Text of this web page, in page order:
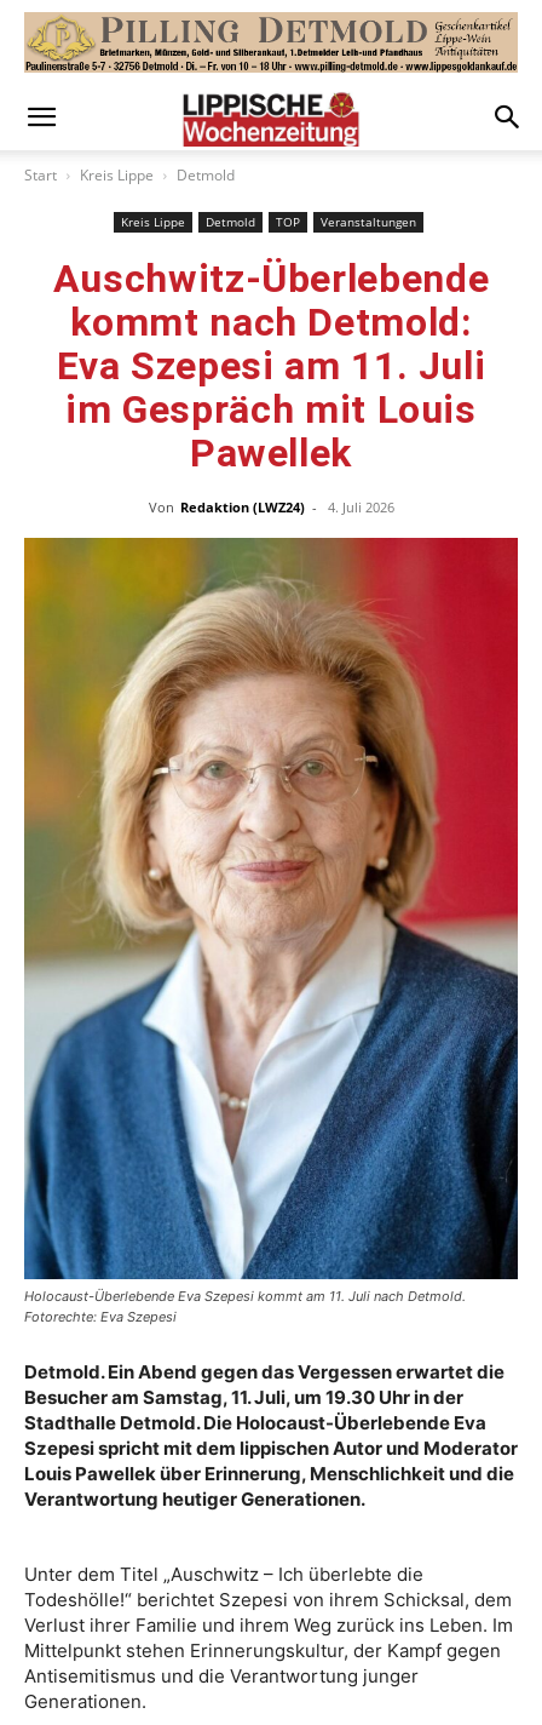
Start Kreis Lippe Detmold
Kreis Lippe Detmold TOP Veranstaltungen
Auschwitz-Überlebende
kommt nach Detmold:
Eva Szepesi am 11. Juli
im Gespräch mit Louis
Pawellek
Von Redaktion (LWZ24) - 4. Juli 2026
Holocaust-Überlebende Eva Szepesi kommt am 11. Juli nach Detmold.
Fotorechte: Eva Szepesi
Detmold. Ein Abend gegen das Vergessen erwartet die
Besucher am Samstag, 11. Juli, um 19.30 Uhr in der
Stadthalle Detmold. Die Holocaust-Überlebende Eva
Szepesi spricht mit dem lippischen Autor und Moderator
Louis Pawellek über Erinnerung, Menschlichkeit und die
Verantwortung heutiger Generationen.
Unter dem Titel „Auschwitz – Ich überlebte die
Todeshölle!“ berichtet Szepesi von ihrem Schicksal, dem
Verlust ihrer Familie und ihrem Weg zurück ins Leben. Im
Mittelpunkt stehen Erinnerungskultur, der Kampf gegen
Antisemitismus und die Verantwortung junger
Generationen.